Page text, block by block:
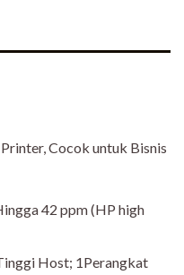
Cocok untuk Bisnis
42 ppm (HP high
Host; 1Perangkat